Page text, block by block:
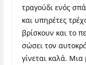
τραγούδι ενός
και υπηρέτες
βρίσκουν και το
σώσει τον
γίνεται καλά.